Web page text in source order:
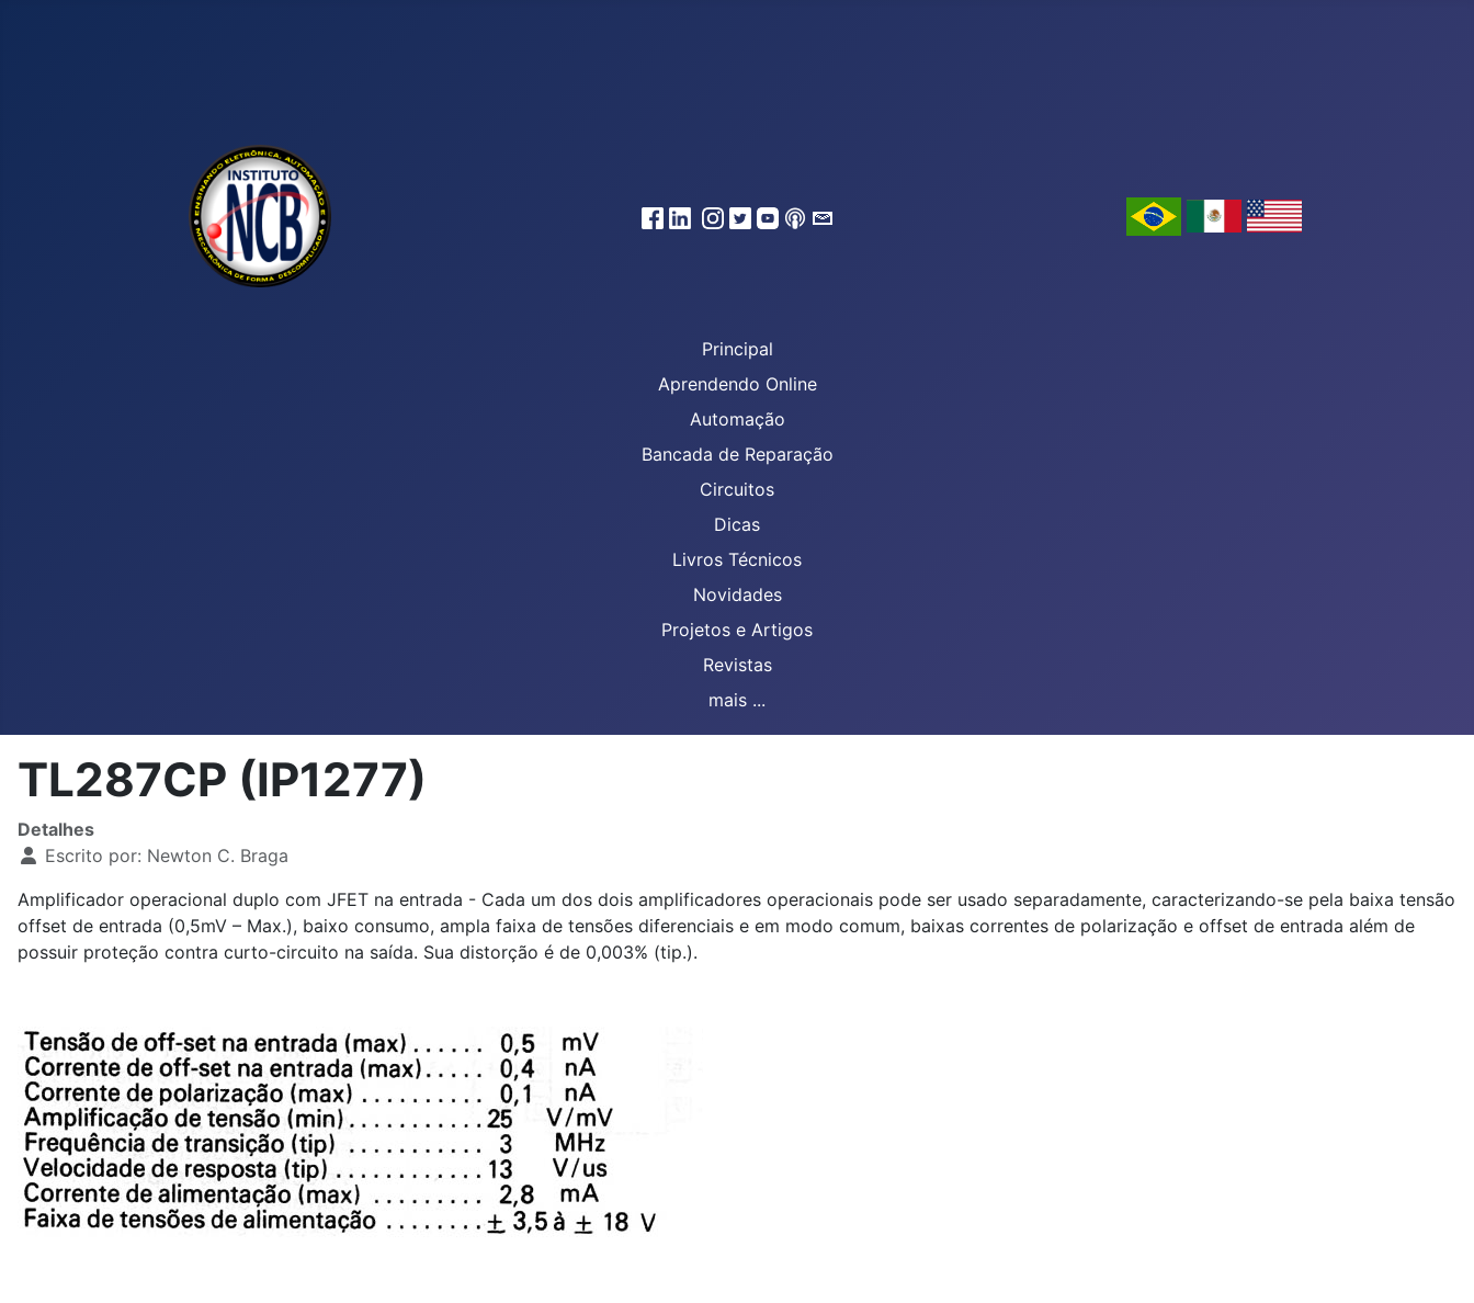
Principal
Aprendendo Online
Automação
Bancada de Reparação
Circuitos
Dicas
Livros Técnicos
Novidades
Projetos e Artigos
Revistas
mais ...
TL287CP (IP1277)
Detalhes
Escrito por: Newton C. Braga
Amplificador operacional duplo com JFET na entrada - Cada um dos dois amplificadores operacionais pode ser usado separadamente, caracterizando-se pela baixa tensão
offset de entrada (0,5mV – Max.), baixo consumo, ampla faixa de tensões diferenciais e em modo comum, baixas correntes de polarização e offset de entrada além de
possuir proteção contra curto-circuito na saída. Sua distorção é de 0,003% (tip.).